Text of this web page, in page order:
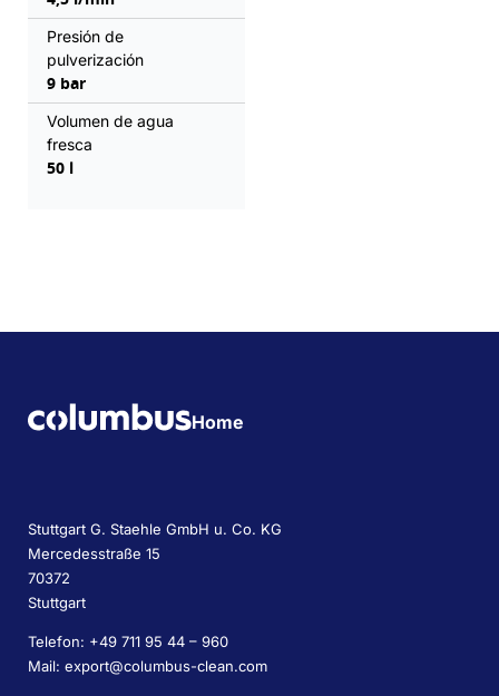
Presión de
pulverización
9 bar
Volumen de agua
fresca
50 l
Home
Stuttgart G. Staehle GmbH u. Co. KG
Mercedesstraße 15
70372
Stuttgart
Telefon: +49 711 95 44 – 960
Mail: export@columbus-clean.com